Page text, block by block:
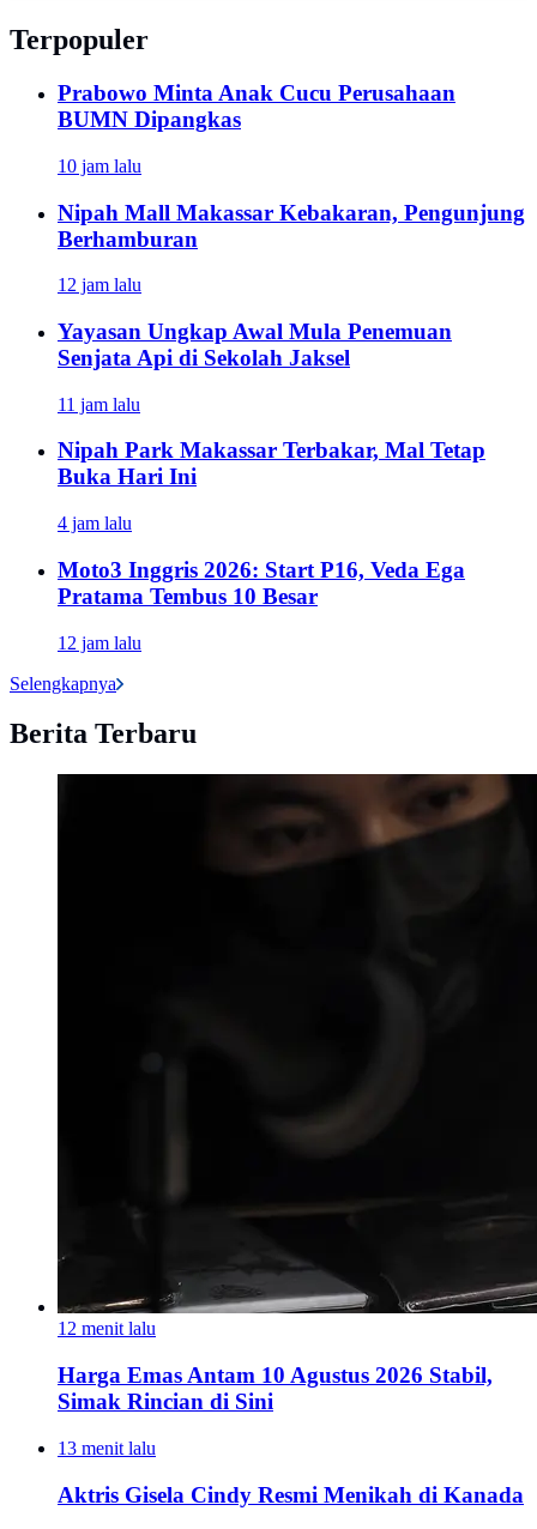
Terpopuler
Prabowo Minta Anak Cucu Perusahaan
BUMN Dipangkas
10 jam lalu
Nipah Mall Makassar Kebakaran, Pengunjung
Berhamburan
12 jam lalu
Yayasan Ungkap Awal Mula Penemuan
Senjata Api di Sekolah Jaksel
11 jam lalu
Nipah Park Makassar Terbakar, Mal Tetap
Buka Hari Ini
4 jam lalu
Moto3 Inggris 2026: Start P16, Veda Ega
Pratama Tembus 10 Besar
12 jam lalu
Selengkapnya
Berita Terbaru
12 menit lalu
Harga Emas Antam 10 Agustus 2026 Stabil,
Simak Rincian di Sini
13 menit lalu
Aktris Gisela Cindy Resmi Menikah di Kanada